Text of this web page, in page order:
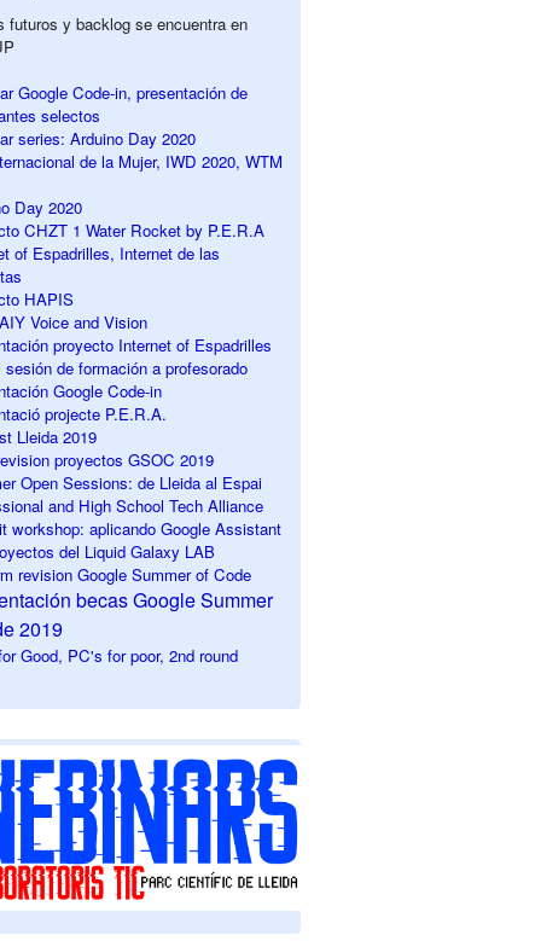
futuros y backlog se encuentra en
Google Code-in, presentación de
selectos
series: Arduino Day 2020
de la Mujer, IWD 2020, WTM
Day 2020
CHZT 1 Water Rocket by P.E.R.A
of Espadrilles, Internet de las
HAPIS
Voice and Vision
proyecto Internet of Espadrilles
de formación a profesorado
Google Code-in
projecte P.E.R.A.
Lleida 2019
proyectos GSOC 2019
Open Sessions: de Lleida al Espai
and High School Tech Alliance
workshop: aplicando Google Assistant
del Liquid Galaxy LAB
revision Google Summer of Code
becas Google Summer
2019
Good, PC's for poor, 2nd round